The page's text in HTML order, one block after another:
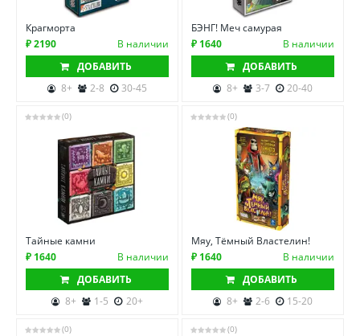
Крагморта
₽ 2190
В наличии
ДОБАВИТЬ
8+
2-8 30-45
БЭНГ! Меч самурая
₽ 1640
В наличии
ДОБАВИТЬ
8+
3-7 20-40
(0)
Тайные камни
₽ 1640
В наличии
ДОБАВИТЬ
8+
1-5 20+
(0)
Мяу, Тёмный Властелин!
₽ 1640
В наличии
ДОБАВИТЬ
8+
2-6 15-20
(0) (0)